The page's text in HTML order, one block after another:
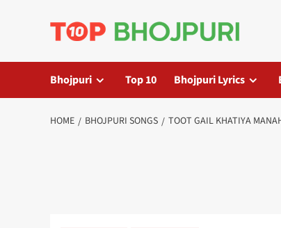
Bhojpuri Top 10 Bhojpuri Lyrics
HOME BHOJPURI SONGS TOOT GAIL KHATIYA